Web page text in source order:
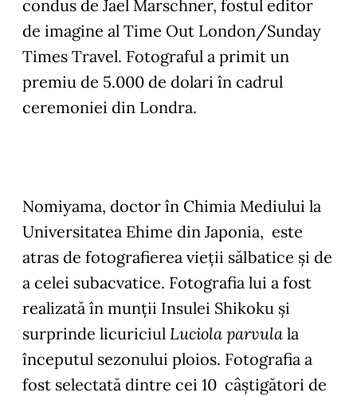
condus de Jael Marschner, fostul editor
de imagine al Time Out London/Sunday
Times Travel. Fotograful a primit un
premiu de 5.000 de dolari în cadrul
ceremoniei din Londra.
Nomiyama, doctor în Chimia Mediului la
Universitatea Ehime din Japonia, este
atras de fotografierea vieții sălbatice și de
a celei subacvatice. Fotografia lui a fost
realizată în munții Insulei Shikoku și
surprinde licuriciul Luciola parvula la
începutul sezonului ploios. Fotografia a
fost selectată dintre cei 10 câștigători de